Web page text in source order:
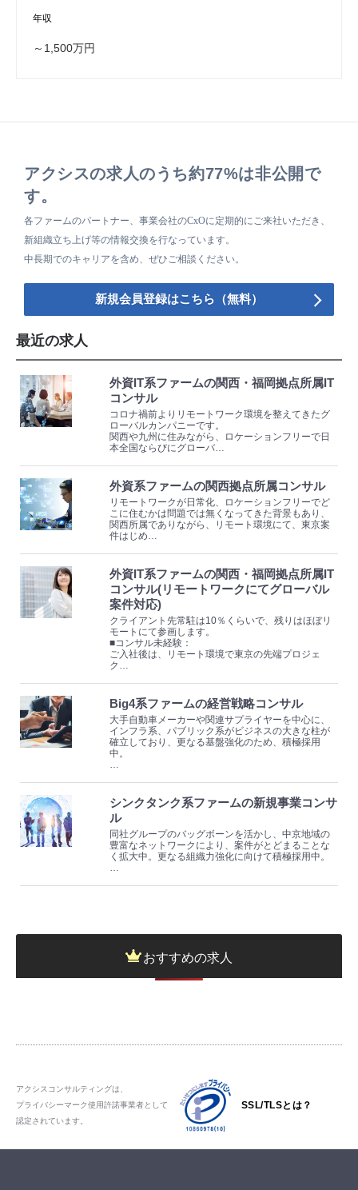
年収
～1,500万円
アクシスの求人のうち約77%は非公開で
す。
各ファームのパートナー、事業会社のCxOに定期的にご来社いただき、
新組織立ち上げ等の情報交換を行なっています。
中長期でのキャリアを含め、ぜひご相談ください。
新規会員登録はこちら（無料）
最近の求人
外資IT系ファームの関西・福岡拠点所属IT
コンサル
コロナ禍前よりリモートワーク環境を整えてきたグ
ローバルカンパニーです。
関西や九州に住みながら、ロケーションフリーで日
本全国ならびにグローバ…
外資系ファームの関西拠点所属コンサル
リモートワークが日常化、ロケーションフリーでど
こに住むかは問題では無くなってきた背景もあり、
関西所属でありながら、リモート環境にて、東京案
件はじめ…
外資IT系ファームの関西・福岡拠点所属IT
コンサル(リモートワークにてグローバル
案件対応)
クライアント先常駐は10％くらいで、残りはほぼリ
モートにて参画します。
■コンサル未経験：
ご入社後は、リモート環境で東京の先端プロジェ
ク…
Big4系ファームの経営戦略コンサル
大手自動車メーカーや関連サプライヤーを中心に、
インフラ系、パブリック系がビジネスの大きな柱が
確立しており、更なる基盤強化のため、積極採用
中。
…
シンクタンク系ファームの新規事業コンサ
ル
同社グループのバッグボーンを活かし、中京地域の
豊富なネットワークにより、案件がとどまることな
く拡大中。更なる組織力強化に向けて積極採用中。
…
おすすめの求人
アクシスコンサルティングは、
プライバシーマーク使用許諾事業者として
認定されています。
SSL/TLSとは？